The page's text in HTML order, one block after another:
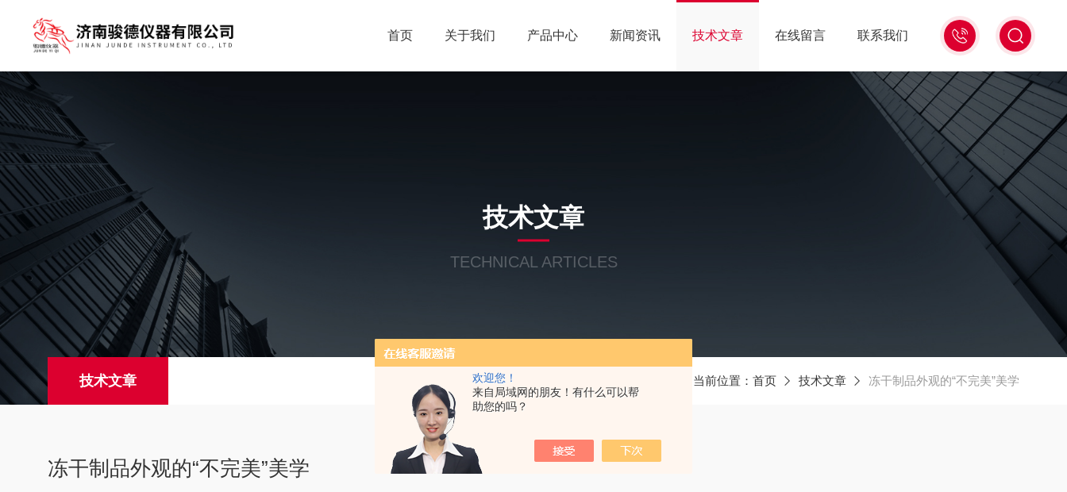
欢迎您！
来自局域网的朋友！有什么可以帮
助您的吗？
0531-
59683333
首页 关于我们 产品中心 新闻资讯 技术文章 在线留言 联系我们
技术文章
TECHNICAL ARTICLES
技术文章 当前位置： 首页 技术文章 冻干制品外观的“不完美”美学
冻干制品外观的“不完美”美学